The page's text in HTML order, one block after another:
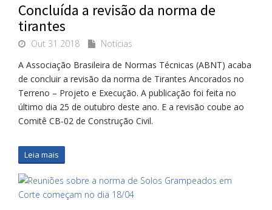
Concluída a revisão da norma de
tirantes
Out 31 2018
Notícias
A Associação Brasileira de Normas Técnicas (ABNT) acaba
de concluir a revisão da norma de Tirantes Ancorados no
Terreno – Projeto e Execução. A publicação foi feita no
último dia 25 de outubro deste ano. E a revisão coube ao
Comitê CB-02 de Construção Civil.
Leia mais